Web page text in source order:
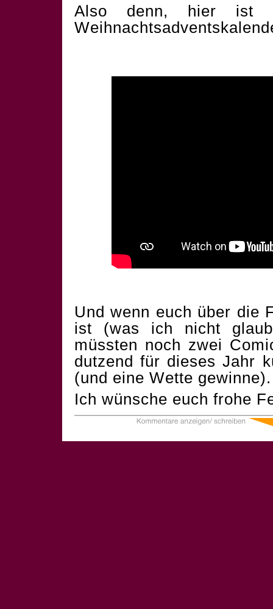
Also denn, hier ist
Und wenn euch über die
ist (was ich nicht
müssten noch zwei
dutzend für dieses Jahr
(und eine Wette
Ich wünsche euch frohe